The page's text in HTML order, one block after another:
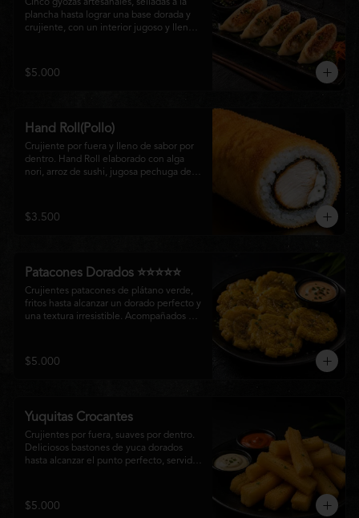
Cinco gyozas artesanales, selladas a la
plancha hasta lograr una base dorada y
crujiente, con un interior jugoso y lleno
perfecto entre tradición japonesa y la
esencia de la cocina nikkei, ideales para
$5.000
Hand Roll(Pollo)
Crujiente por fuera y lleno de sabor por
dentro. Hand Roll elaborado con alga
nori, arroz de sushi, jugosa pechuga de
combinación perfecta de textura y
cremosidad que convierte este clásico en
$3.500
Patacones Dorados ⭐⭐⭐⭐⭐
Crujientes patacones de plátano verde,
fritos hasta alcanzar un dorado perfecto y
una textura irresistible. Acompañados de
disfrutar como entrada con el auténtico
sabor de la cocina nikkei.
$5.000
Yuquitas Crocantes
Crujientes por fuera, suaves por dentro.
Deliciosos bastones de yuca dorados
hasta alcanzar el punto perfecto, servidos
compartir o complementar cualquier
experiencia Matsumoto Nikkei.
$5.000